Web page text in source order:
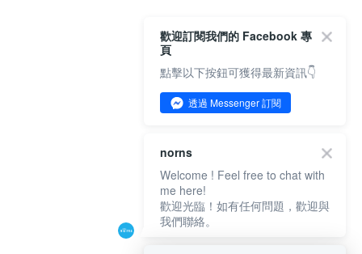
歡迎訂閱我們的 Facebook 專
頁
點擊以下按鈕可獲得最新資訊👇
透過 Messenger 訂閱
norns
Welcome ! Feel free to chat with
me here!
歡迎光臨！如有任何問題，歡迎與
我們聯絡。